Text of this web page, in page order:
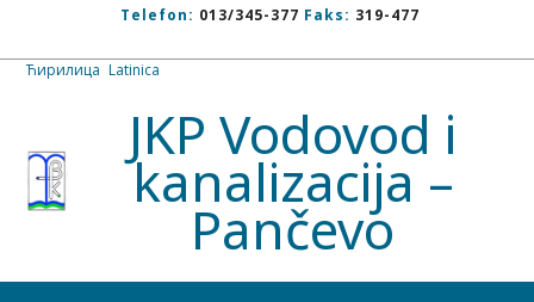
Telefon: 013/345-377 Faks: 319-477
Ћирилица Latinica
JKP Vodovod i
kanalizacija –
Pančevo